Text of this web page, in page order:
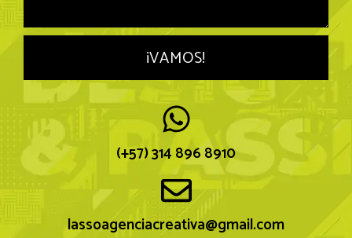
¡VAMOS!
(+57) 314 896 8910
lassoagenciacreativa@gmail.com